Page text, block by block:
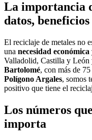
La importancia
datos,
El reciclaje de metales no
una necesidad económica
Valladolid, Castilla y León
Bartolomé, con más de
Polígono Argales, somos
positivo que tiene el
Los números
importa